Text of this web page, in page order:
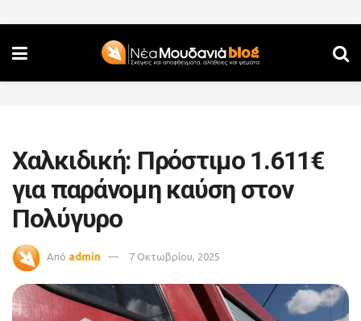
Χαλκιδική: Πρόστιμο 1.611€
για παράνομη καύση στον
Πολύγυρο
Από admin 7 Οκτωβρίου, 2025